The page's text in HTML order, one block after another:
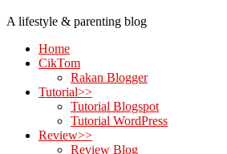
A lifestyle & parenting blog
Home
CikTom
Rakan Blogger
Tutorial>>
Tutorial Blogspot
Tutorial WordPress
Review>>
Review Blog